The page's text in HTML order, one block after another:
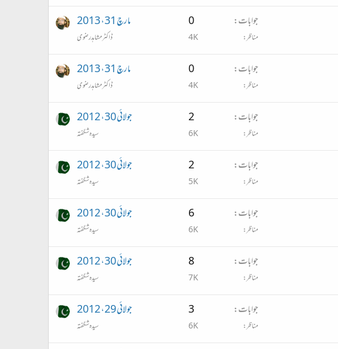
جوابات 0
مناظر 4K
مارچ 31، 2013
ڈاکٹر مشاہد رضوی
جوابات 0
مناظر 4K
مارچ 31، 2013
ڈاکٹر مشاہد رضوی
جوابات 2
مناظر 6K
جولائی 30، 2012
سیدہ شگفتہ
جوابات 2
مناظر 5K
جولائی 30، 2012
سیدہ شگفتہ
جوابات 6
مناظر 6K
جولائی 30، 2012
سیدہ شگفتہ
جوابات 8
مناظر 7K
جولائی 30، 2012
سیدہ شگفتہ
جوابات 3
مناظر 6K
جولائی 29، 2012
سیدہ شگفتہ